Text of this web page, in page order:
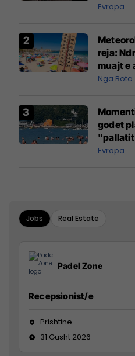
Evropa
reja:
muajt e
Nga Bota
godet
Evropa
Jobs Real Estate
Padel Zone
Recepsionist/e
Prishtine
31 Gusht 2026